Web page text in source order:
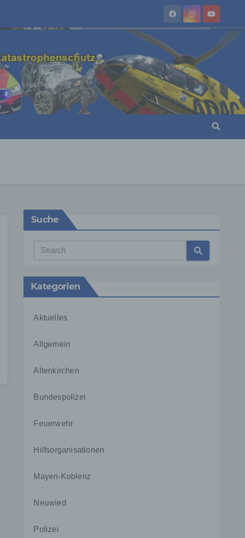
Suche
Kategorien
Aktuelles
Allgemein
Altenkirchen
Bundespolizei
Feuerwehr
Hilfsorganisationen
Mayen-Koblenz
Neuwied
Polizei